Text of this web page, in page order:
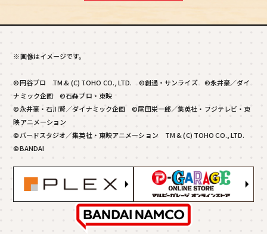
※画像はイメージです。
©円谷プロ TM & (C) TOHO CO., LTD. ©創通・サンライズ ©永井豪／ダイ
ナミック企画 ©石森プロ・東映
©永井豪・石川賢／ダイナミック企画 ©尾田栄一郎／集英社・フジテレビ・東
映アニメーション
©バードスタジオ／集英社・東映アニメーション TM & (C) TOHO CO., LTD.
©BANDAI